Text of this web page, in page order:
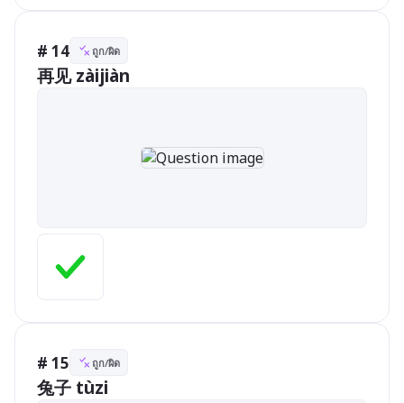
# 14 ถูก/ผิด
再见 zàijiàn
# 15 ถูก/ผิด
兔子 tùzi